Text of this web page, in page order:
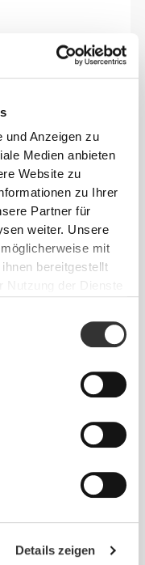
und Anzeigen zu
Medien anbieten
Website zu
zu Ihrer
Partner für
weiter. Unsere
mit
bereitgestellt
Nutzung der Dienste
Details zeigen
bewegen zu
bequeme,